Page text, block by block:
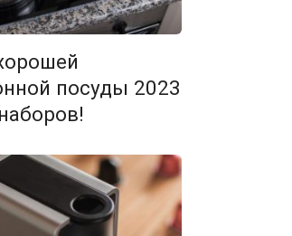
посуды 2023